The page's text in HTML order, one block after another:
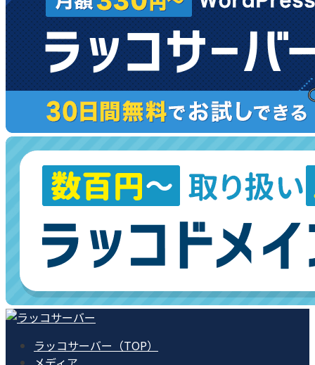
ラッコサーバー（TOP）